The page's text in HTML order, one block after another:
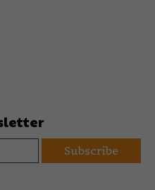
Subscribe